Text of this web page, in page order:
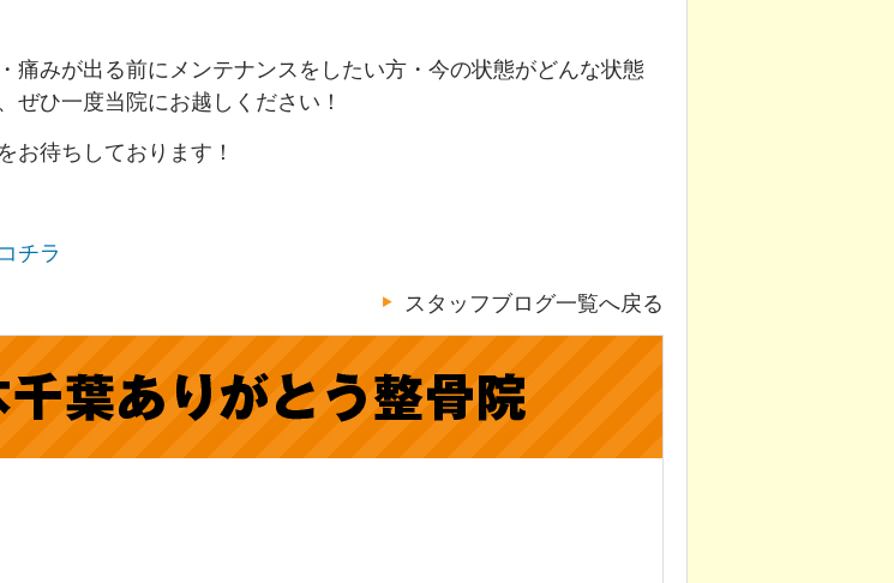
痛みが出る前にメンテナンスをしたい方・今の状態がどんな状態
ぜひ一度当院にお越しください！
お待ちしております！
チラ
スタッフブログ一覧へ戻る